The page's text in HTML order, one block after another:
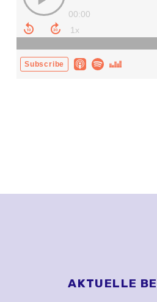
AKTUELLE